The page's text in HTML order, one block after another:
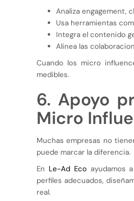
Analiza engagement,
Usa herramientas
Integra el contenido
Alinea las
Cuando los micro
medibles.
6. Apoyo
Micro
Muchas empresas no
puede marcar la diferencia.
En Le-Ad Ecoayudamos
perfiles adecuados,
real.